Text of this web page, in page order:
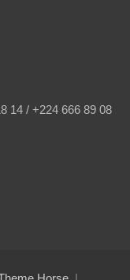
14 / +224 666 89 08